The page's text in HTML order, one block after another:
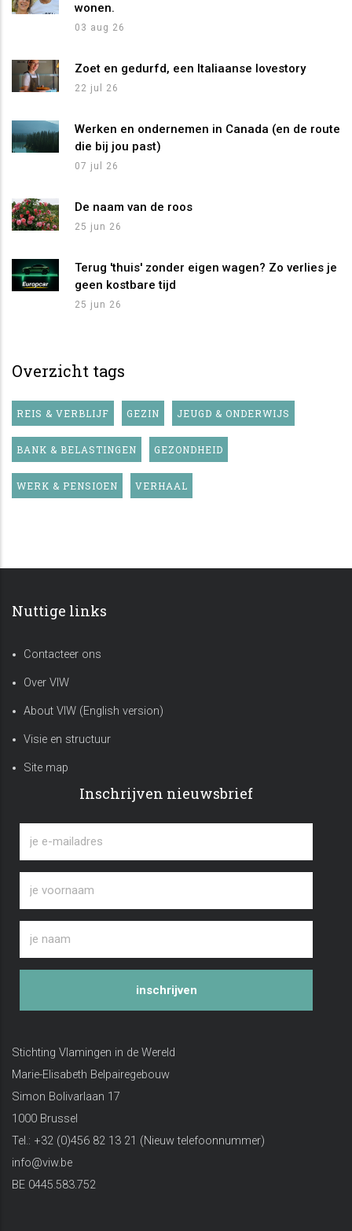
wonen.
03 aug 26
Zoet en gedurfd, een Italiaanse lovestory
22 jul 26
Werken en ondernemen in Canada (en de route
die bij jou past)
07 jul 26
De naam van de roos
25 jun 26
Terug 'thuis' zonder eigen wagen? Zo verlies je
geen kostbare tijd
25 jun 26
Overzicht tags
REIS & VERBLIJF GEZIN JEUGD & ONDERWIJS
BANK & BELASTINGEN GEZONDHEID
WERK & PENSIOEN VERHAAL
Nuttige links
Contacteer ons
Over VIW
About VIW (English version)
Visie en structuur
Site map
Inschrijven nieuwsbrief
inschrijven
Stichting Vlamingen in de Wereld
Marie-Elisabeth Belpairegebouw
Simon Bolivarlaan 17
1000 Brussel
Tel.: +32 (0)456 82 13 21 (Nieuw telefoonnummer)
info@viw.be
BE 0445.583.752